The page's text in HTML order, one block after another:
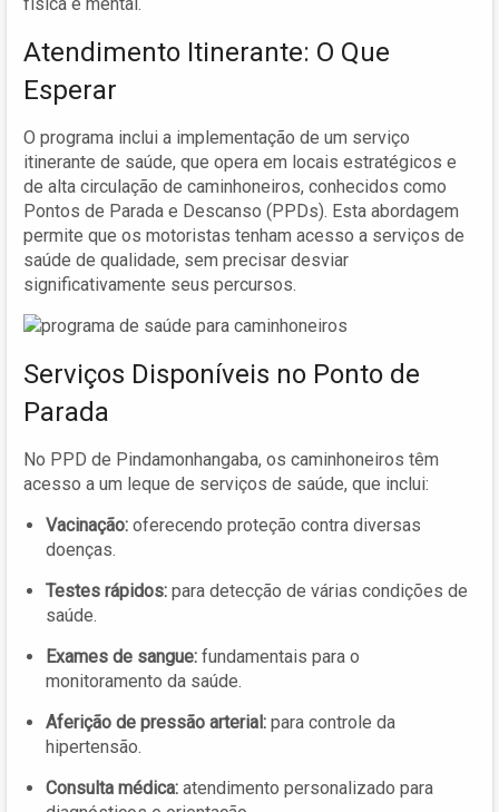
Atendimento Itinerante: O Que
Esperar
O programa inclui a implementação de um serviço
itinerante de saúde, que opera em locais estratégicos e
de alta circulação de caminhoneiros, conhecidos como
Pontos de Parada e Descanso (PPDs). Esta abordagem
permite que os motoristas tenham acesso a serviços de
saúde de qualidade, sem precisar desviar
significativamente seus percursos.
Serviços Disponíveis no Ponto de
Parada
No PPD de Pindamonhangaba, os caminhoneiros têm
acesso a um leque de serviços de saúde, que inclui:
Vacinação: oferecendo proteção contra diversas
doenças.
Testes rápidos: para detecção de várias condições de
saúde.
Exames de sangue: fundamentais para o
monitoramento da saúde.
Aferição de pressão arterial: para controle da
hipertensão.
Consulta médica: atendimento personalizado para